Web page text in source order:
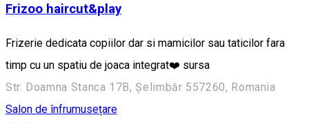
Frizoo haircut&play
Frizerie dedicata copiilor dar si mamicilor sau taticilor fara
timp cu un spatiu de joaca integrat❤️ sursa
Str. Doamna Stanca 17B, Șelimbăr 557260, Romania
Salon de înfrumusețare